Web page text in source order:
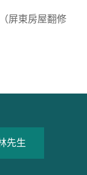
屏東房屋翻修
先生